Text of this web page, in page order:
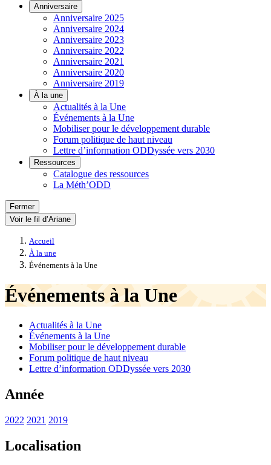
Anniversaire
Anniversaire 2025
Anniversaire 2024
Anniversaire 2023
Anniversaire 2022
Anniversaire 2021
Anniversaire 2020
Anniversaire 2019
À la une
Actualités à la Une
Événements à la Une
Mobiliser pour le développement durable
Forum politique de haut niveau
Lettre d’information ODDyssée vers 2030
Ressources
Catalogue des ressources
La Méth’ODD
Fermer
Voir le fil d’Ariane
Accueil
À la une
Événements à la Une
Événements à la Une
Actualités à la Une
Événements à la Une
Mobiliser pour le développement durable
Forum politique de haut niveau
Lettre d’information ODDyssée vers 2030
Année
2022 2021 2019
Localisation